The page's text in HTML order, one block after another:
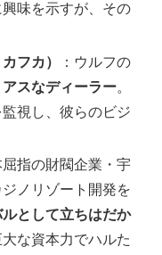
味を示すが、その
フカ）
：ウルフの
アスなディーラー。
視し、彼らのビジ
屈指の財閥企業・宇
ノリゾート開発を
として立ちはだか
な資本力でハルた